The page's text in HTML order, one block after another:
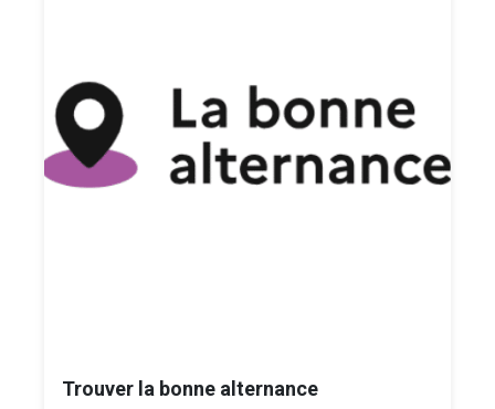
Trouver la bonne alternance